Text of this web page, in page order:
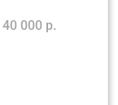
40 000 р.